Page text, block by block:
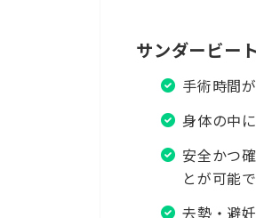
サンダービー
手術時間
身体の中
安全かつ
とが可能
去勢・避